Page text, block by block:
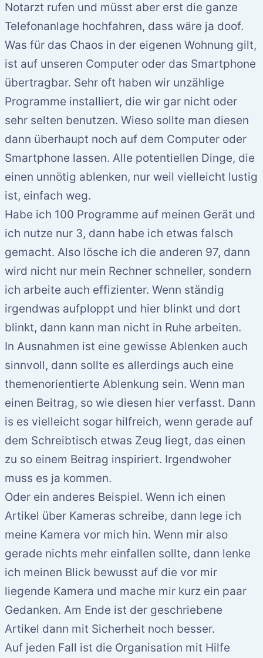
Notarzt rufen und müsst aber erst die ganze
Telefonanlage hochfahren, dass wäre ja doof.
Was für das Chaos in der eigenen Wohnung gilt,
ist auf unseren Computer oder das Smartphone
übertragbar. Sehr oft haben wir unzählige
Programme installiert, die wir gar nicht oder
sehr selten benutzen. Wieso sollte man diesen
dann überhaupt noch auf dem Computer oder
Smartphone lassen. Alle potentiellen Dinge, die
einen unnötig ablenken, nur weil vielleicht lustig
ist, einfach weg.
Habe ich 100 Programme auf meinen Gerät und
ich nutze nur 3, dann habe ich etwas falsch
gemacht. Also lösche ich die anderen 97, dann
wird nicht nur mein Rechner schneller, sondern
ich arbeite auch effizienter. Wenn ständig
irgendwas aufploppt und hier blinkt und dort
blinkt, dann kann man nicht in Ruhe arbeiten.
In Ausnahmen ist eine gewisse Ablenken auch
sinnvoll, dann sollte es allerdings auch eine
themenorientierte Ablenkung sein. Wenn man
einen Beitrag, so wie diesen hier verfasst. Dann
is es vielleicht sogar hilfreich, wenn gerade auf
dem Schreibtisch etwas Zeug liegt, das einen
zu so einem Beitrag inspiriert. Irgendwoher
muss es ja kommen.
Oder ein anderes Beispiel. Wenn ich einen
Artikel über Kameras schreibe, dann lege ich
meine Kamera vor mich hin. Wenn mir also
gerade nichts mehr einfallen sollte, dann lenke
ich meinen Blick bewusst auf die vor mir
liegende Kamera und mache mir kurz ein paar
Gedanken. Am Ende ist der geschriebene
Artikel dann mit Sicherheit noch besser.
Auf jeden Fall ist die Organisation mit Hilfe